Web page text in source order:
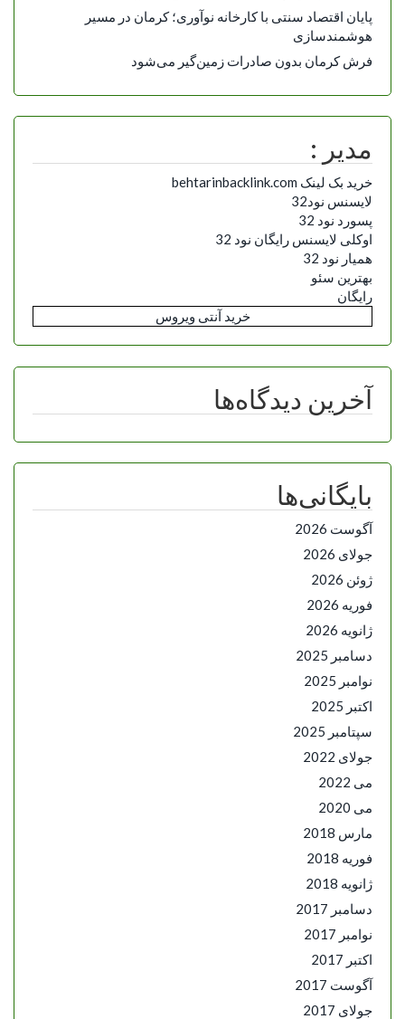
پایان اقتصاد سنتی با کارخانه نوآوری؛ کرمان در مسیر
هوشمندسازی
فرش کرمان بدون صادرات زمین‌گیر می‌شود
مدیر :
خرید بک لینک behtarinbacklink.com
لایسنس نود32
پسورد نود 32
اوکلی لایسنس رایگان نود 32
همیار نود 32
بهترین سئو
رایگان
خرید آنتی ویروس
آخرین دیدگاه‌ها
بایگانی‌ها
آگوست 2026
جولای 2026
ژوئن 2026
فوریه 2026
ژانویه 2026
دسامبر 2025
نوامبر 2025
اکتبر 2025
سپتامبر 2025
جولای 2022
می 2022
می 2020
مارس 2018
فوریه 2018
ژانویه 2018
دسامبر 2017
نوامبر 2017
اکتبر 2017
آگوست 2017
جولای 2017